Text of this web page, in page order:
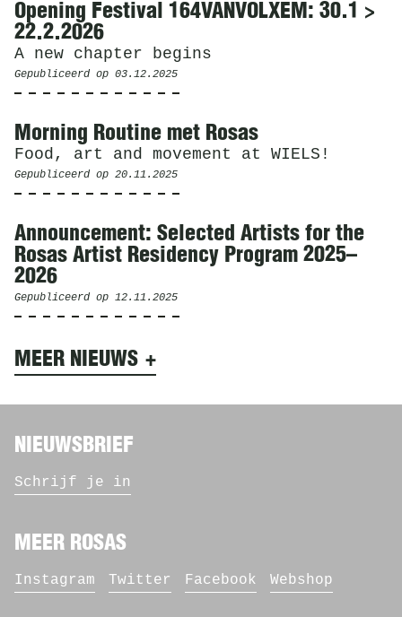
Opening Festival 164VANVOLXEM: 30.1 >
22.2.2026
A new chapter begins
Gepubliceerd op 03.12.2025
Morning Routine met Rosas
Food, art and movement at WIELS!
Gepubliceerd op 20.11.2025
Announcement: Selected Artists for the
Rosas Artist Residency Program 2025–
2026
Gepubliceerd op 12.11.2025
MEER NIEUWS
NIEUWSBRIEF
Schrijf je in
MEER ROSAS
Instagram Twitter Facebook Webshop